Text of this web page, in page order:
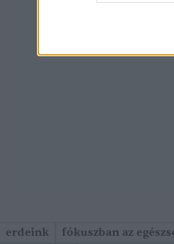
erdeink fókuszban az